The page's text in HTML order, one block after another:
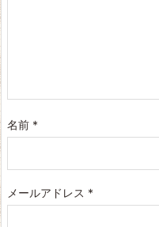
名前 *
メールアドレス *